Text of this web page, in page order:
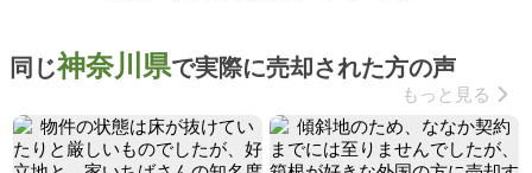
同じ神奈川県で実際に売却された方の声
もっと見る